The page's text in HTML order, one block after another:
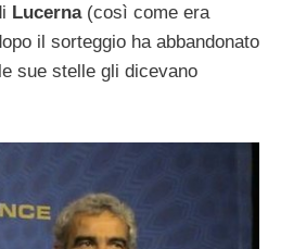
Lucerna (così come era
il sorteggio ha abbandonato
sue stelle gli dicevano